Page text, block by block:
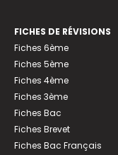
FICHES DE RÉVISIONS
Fiches 6ème
Fiches 5ème
Fiches 4ème
Fiches 3ème
Fiches Bac
Fiches Brevet
Fiches Bac Français